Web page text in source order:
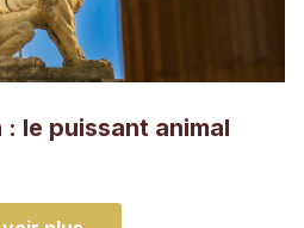
le puissant animal